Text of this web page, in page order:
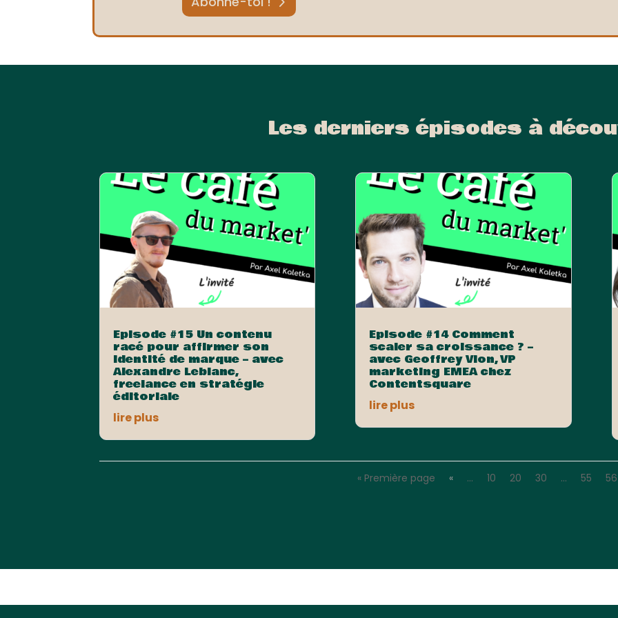
Les derniers épisodes à
Episode #15 Un contenu
racé pour affirmer son
identité de marque – avec
Alexandre Leblanc,
freelance en stratégie
éditoriale
lire plus
Episode #14 Comment
scaler sa croissance ? –
avec Geoffrey Vion, VP
marketing EMEA chez
Contentsquare
lire plus
« Première page « … 10 20 30 … 55 56